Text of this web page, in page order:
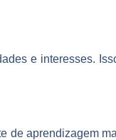
e interesses.
de aprendizagem